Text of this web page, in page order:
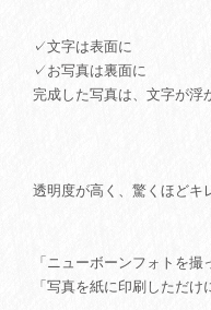
✓文字は表面に
✓お写真は裏面に
完成した写真は、文字が浮
透明度が高く、驚くほどキ
「ニューボーンフォトを撮
「写真を紙に印刷しただけ